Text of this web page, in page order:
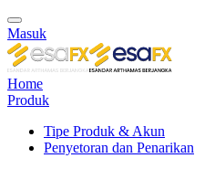
Masuk
Home
Produk
Tipe Produk & Akun
Penyetoran dan Penarikan